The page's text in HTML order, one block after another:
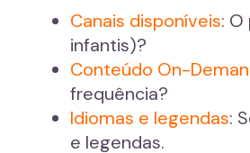
Canais disponíveis:
infantis)?
Conteúdo On-
frequência?
Idiomas e legendas:
e legendas.